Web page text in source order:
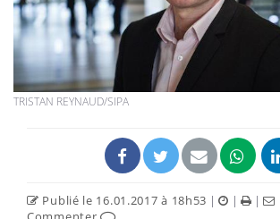
TRISTAN REYNAUD/SIPA
Publié le 16.01.2017 à 18h53 | | |